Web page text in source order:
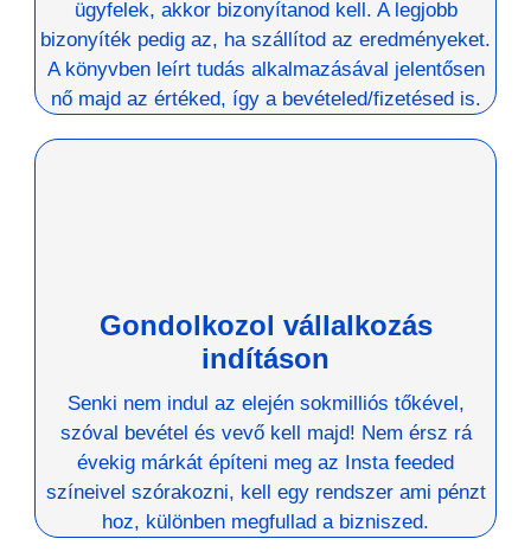
ügyfelek, akkor bizonyítanod kell. A legjobb
bizonyíték pedig az, ha szállítod az eredményeket.
A könyvben leírt tudás alkalmazásával jelentősen
nő majd az értéked, így a bevételed/fizetésed is.
Gondolkozol vállalkozás
indításon
Senki nem indul az elején sokmilliós tőkével,
szóval bevétel és vevő kell majd! Nem érsz rá
évekig márkát építeni meg az Insta feeded
színeivel szórakozni, kell egy rendszer ami pénzt
hoz, különben megfullad a bizniszed.